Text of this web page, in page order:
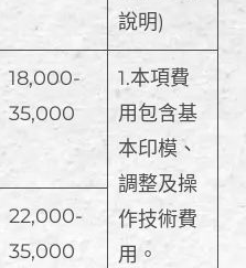
說明)
18,000-
35,000
1.本項費
用包含基
本印模、
調整及操
作技術費
用。
22,000-
35,000